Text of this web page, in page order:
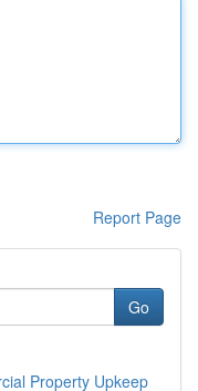
Report Page
Go
Property Upkeep